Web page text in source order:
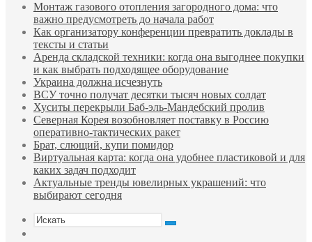
Монтаж газового отопления загородного дома: что
важно предусмотреть до начала работ
Как организатору конференции превратить доклады в
тексты и статьи
Аренда складской техники: когда она выгоднее покупки
и как выбрать подходящее оборудование
Украина должна исчезнуть
ВСУ точно получат десятки тысяч новых солдат
Хуситы перекрыли Баб-эль-Мандебский пролив
Северная Корея возобновляет поставку в Россию
оперативно-тактических ракет
Брат, слющий, купи помидор
Виртуальная карта: когда она удобнее пластиковой и для
каких задач подходит
Актуальные тренды ювелирных украшений: что
выбирают сегодня
Искать